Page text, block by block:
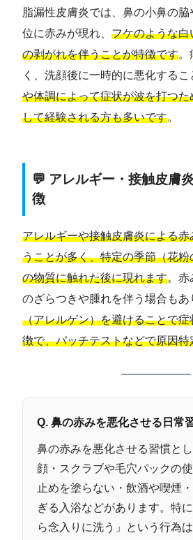
脂漏性皮膚炎では、鼻の小鼻の
位に赤みが現れ、 フケのような
の剥がれを伴うことが特徴です。
く、洗顔後に一時的に悪化するこ
や体調によって症状が波を打つ
して経験される方も多いです。
💬 アレルギー・接触皮膚
徴
アレルギーや接触皮膚炎による
うことが多く、特定の季節（花
の物質に触れた後に現れます。赤
のざらつきや腫れを伴う場合もあ
（アレルゲン）を避けることで
徴で、パッチテストなどで原因特
Q. 鼻の赤みを悪化させる日常
鼻の赤みを悪化させる習慣と
顔・スクラブや毛穴パックの
止めを塗らない・飲酒や喫煙
ぎる入浴などがあります。特
ら念入りに洗う」という行為